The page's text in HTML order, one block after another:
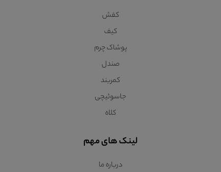
کفش
کیف
پوشاک چرم
صندل
کمربند
جاسوئیچی
کلاه
لینک های مهم
درباره ما